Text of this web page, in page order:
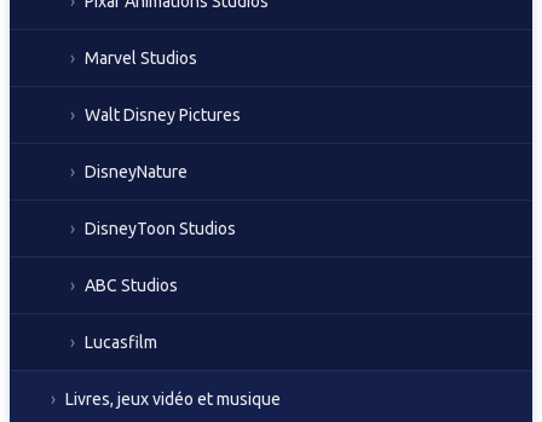
Marvel Studios
Walt Disney Pictures
DisneyNature
DisneyToon Studios
ABC Studios
Lucasfilm
Livres, jeux vidéo et musique